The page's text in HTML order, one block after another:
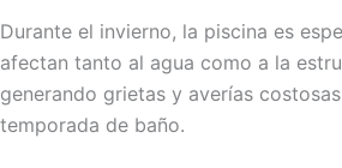
Durante el invierno, la piscina es
afectan tanto al agua como a la
generando grietas y averías
temporada de baño.